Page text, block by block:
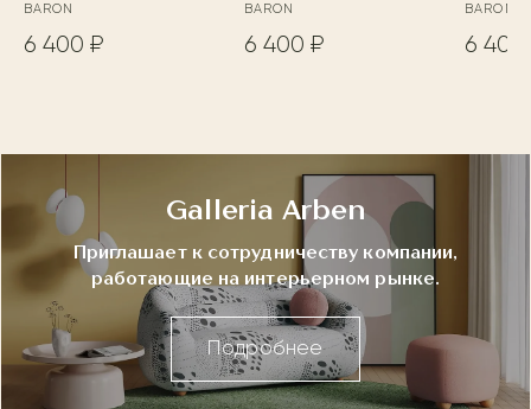
BARON
6 400 ₽
BARON
6 400 ₽
BARON
6 400
Galleria Arben
Приглашает к сотрудничеству компании,
работающие на интерьерном рынке.
Подробнее